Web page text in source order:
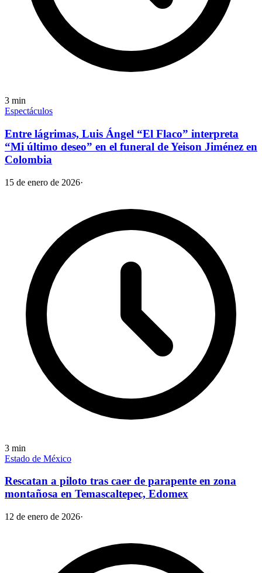
3 min
Espectáculos
Entre lágrimas, Luis Ángel “El Flaco” interpreta
“Mi último deseo” en el funeral de Yeison Jiménez en
Colombia
15 de enero de 2026·
3 min
Estado de México
Rescatan a piloto tras caer de parapente en zona
montañosa en Temascaltepec, Edomex
12 de enero de 2026·